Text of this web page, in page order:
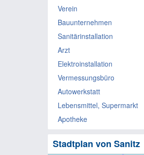
Verein
Bauunternehmen
Sanitärinstallation
Arzt
Elektroinstallation
Vermessungsbüro
Autowerkstatt
Lebensmittel, Supermarkt
Apotheke
Stadtplan von Sanitz